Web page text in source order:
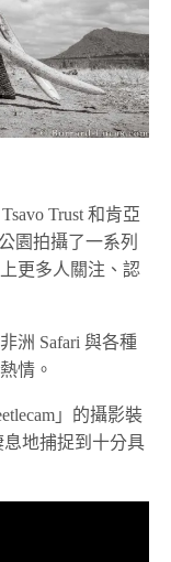
Trust 和肯亞
園拍攝了一系列
更多人關注、認
洲 Safari 與各種
情。
」的攝影裝
息地捕捉到十分具